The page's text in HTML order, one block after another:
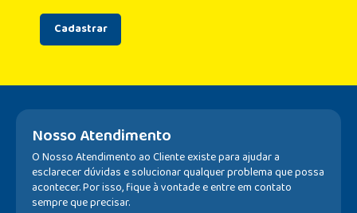
Cadastrar
Nosso Atendimento
O Nosso Atendimento ao Cliente existe para ajudar a
esclarecer dúvidas e solucionar qualquer problema que possa
acontecer. Por isso, fique à vontade e entre em contato
sempre que precisar.